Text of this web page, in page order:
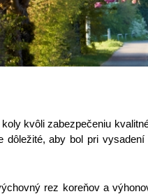
kvôli zabezpečeniu
dôležité, aby bol pri
rez koreňov a